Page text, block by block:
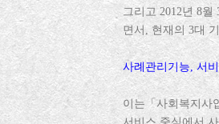
그리고 2012년 8
면서, 현재의 3대
사례관리기능, 서
이는「사회복지사